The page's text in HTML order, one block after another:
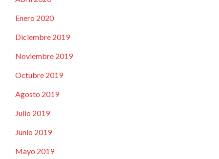
Enero 2020
Diciembre 2019
Noviembre 2019
Octubre 2019
Agosto 2019
Julio 2019
Junio 2019
Mayo 2019